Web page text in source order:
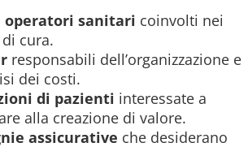
operatori sanitari coinvolti nei
cura.
responsabili dell’organizzazione e
dei costi.
di pazienti interessate a
alla creazione di valore.
assicurative che desiderano